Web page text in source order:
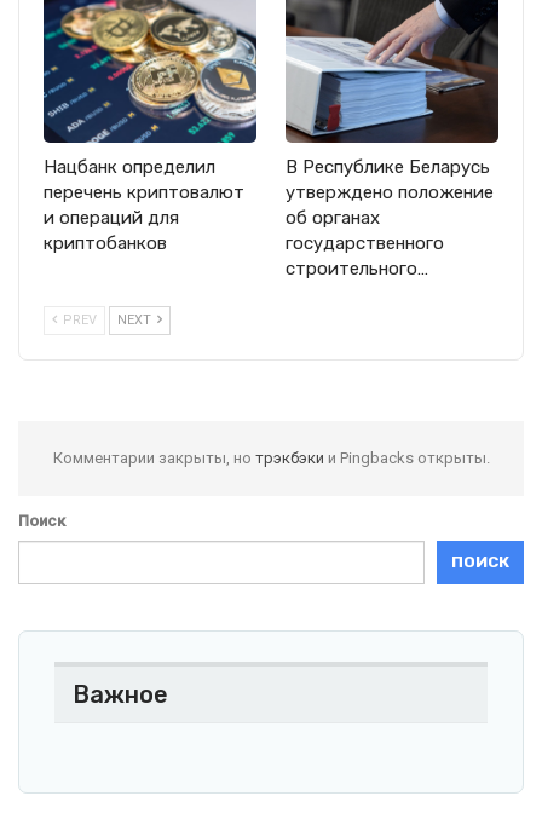
Нацбанк определил
перечень криптовалют
и операций для
криптобанков
В Республике Беларусь
утверждено положение
об органах
государственного
строительного…
PREV NEXT
Комментарии закрыты, но трэкбэки и Pingbacks открыты.
Поиск
ПОИСК
Важное